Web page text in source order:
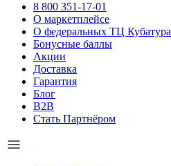
8 800 351-17-01
О маркетплейсе
О федеральных ТЦ Кубатура
Бонусные баллы
Акции
Доставка
Гарантия
Блог
B2B
Стать Партнёром